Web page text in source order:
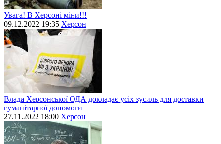
Увага! В Херсоні міни!!!
09.12.2022 19:35 Херсон
Влада Херсонської ОДА докладає усіх зусиль для доставки
гуманітарної допомоги
27.11.2022 18:00 Херсон